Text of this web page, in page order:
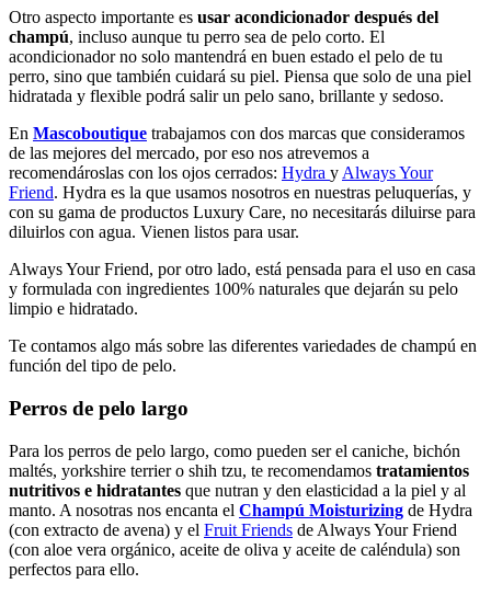
Otro aspecto importante es usar acondicionador después del
champú, incluso aunque tu perro sea de pelo corto. El
acondicionador no solo mantendrá en buen estado el pelo de tu
perro, sino que también cuidará su piel. Piensa que solo de una piel
hidratada y flexible podrá salir un pelo sano, brillante y sedoso.
En Mascoboutique trabajamos con dos marcas que consideramos
de las mejores del mercado, por eso nos atrevemos a
recomendároslas con los ojos cerrados: Hydra y Always Your
Friend. Hydra es la que usamos nosotros en nuestras peluquerías, y
con su gama de productos Luxury Care, no necesitarás diluirse para
diluirlos con agua. Vienen listos para usar.
Always Your Friend, por otro lado, está pensada para el uso en casa
y formulada con ingredientes 100% naturales que dejarán su pelo
limpio e hidratado.
Te contamos algo más sobre las diferentes variedades de champú en
función del tipo de pelo.
Perros de pelo largo
Para los perros de pelo largo, como pueden ser el caniche, bichón
maltés, yorkshire terrier o shih tzu, te recomendamos tratamientos
nutritivos e hidratantes que nutran y den elasticidad a la piel y al
manto. A nosotras nos encanta el Champú Moisturizing de Hydra
(con extracto de avena) y el Fruit Friends de Always Your Friend
(con aloe vera orgánico, aceite de oliva y aceite de caléndula) son
perfectos para ello.